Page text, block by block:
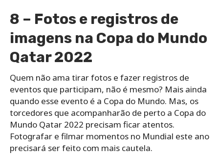
8 – Fotos e registros de
imagens na Copa do Mundo
Qatar 2022
Quem não ama tirar fotos e fazer registros de
eventos que participam, não é mesmo? Mais ainda
quando esse evento é a Copa do Mundo. Mas, os
torcedores que acompanharão de perto a Copa do
Mundo Qatar 2022 precisam ficar atentos.
Fotografar e filmar momentos no Mundial este ano
precisará ser feito com mais cautela.